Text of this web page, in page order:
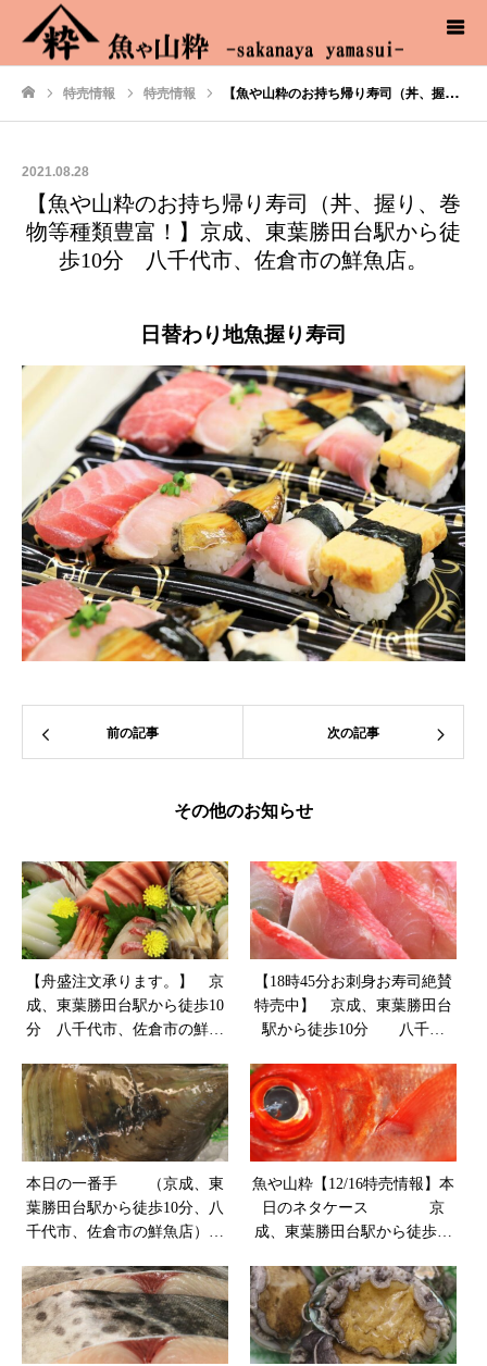
特売情報 特売情報 【魚や山粋のお持ち帰り寿司（丼、握り、巻物等種類豊富！】京成、東葉勝田台駅から徒歩10分 八千代市、佐倉市の鮮魚店。
2021.08.28
【魚や山粋のお持ち帰り寿司（丼、握り、巻
物等種類豊富！】京成、東葉勝田台駅から徒
歩10分 八千代市、佐倉市の鮮魚店。
日替わり地魚握り寿司
前の記事 次の記事
その他のお知らせ
【舟盛注文承ります。】 京
成、東葉勝田台駅から徒歩10
分 八千代市、佐倉市の鮮魚
【18時45分お刺身お寿司絶賛
特売中】 京成、東葉勝田台
駅から徒歩10分 八千代
山粋
本日の一番手 （京成、東
葉勝田台駅から徒歩10分、八
千代市、佐倉市の鮮魚店）
魚や山粋【12/16特売情報】本
日のネタケース 京
成、東葉勝田台駅から徒歩10